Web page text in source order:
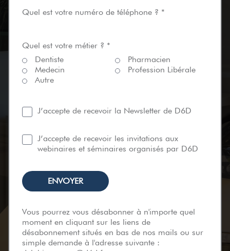
Quel est votre numéro de téléphone ? *
Quel est votre métier ? *
Dentiste
Pharmacien
Medecin
Profession Libérale
Autre
J’accepte de recevoir la Newsletter de D6D
J’accepte de recevoir les invitations aux
webinaires et séminaires organisés par D6D
Vous pourrez vous désabonner à n'importe quel
moment en cliquant sur les liens de
désabonnement situés en bas de nos mails ou sur
simple demande à l'adresse suivante :